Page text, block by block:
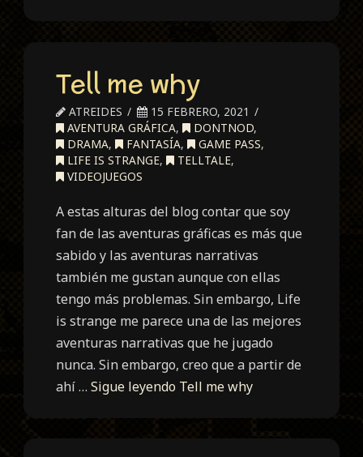
Tell me why
ATREIDES
15 FEBRERO, 2021
AVENTURA GRÁFICA, DONTNOD,
DRAMA, FANTASÍA, GAME PASS,
LIFE IS STRANGE, TELLTALE,
VIDEOJUEGOS
A estas alturas del blog contar que soy
fan de las aventuras gráficas es más que
sabido y las aventuras narrativas
también me gustan aunque con ellas
tengo más problemas. Sin embargo, Life
is strange me parece una de las mejores
aventuras narrativas que he jugado
nunca. Sin embargo, creo que a partir de
ahí …Sigue leyendo Tell me why